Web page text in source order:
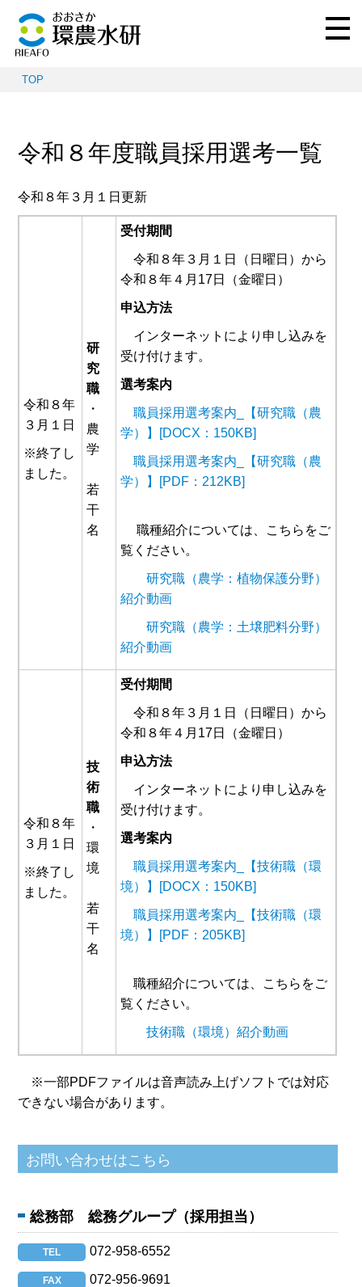
TOP
令和８年度職員採用選考一覧
令和８年３月１日更新
令和８年
３月１日
※終了し
ました。
研
究
職
・
農
学
若
干
名
受付期間
令和８年３月１日（日曜日）から
令和８年４月17日（金曜日）
申込方法
インターネットにより申し込みを
受け付けます。
選考案内
職員採用選考案内_【研究職（農
学）】[DOCX：150KB]
職員採用選考案内_【研究職（農
学）】[PDF：212KB]
職種紹介については、こちらをご
覧ください。
研究職（農学：植物保護分野）
紹介動画
研究職（農学：土壌肥料分野）
紹介動画
令和８年
３月１日
※終了し
ました。
技
術
職
・
環
境
若
干
名
受付期間
令和８年３月１日（日曜日）から
令和８年４月17日（金曜日）
申込方法
インターネットにより申し込みを
受け付けます。
選考案内
職員採用選考案内_【技術職（環
境）】[DOCX：150KB]
職員採用選考案内_【技術職（環
境）】[PDF：205KB]
職種紹介については、こちらをご
覧ください。
技術職（環境）紹介動画
※一部PDFファイルは音声読み上げソフトでは対応
できない場合があります。
総務部 総務グループ（採用担当）
TEL 072-958-6552
FAX 072-956-9691